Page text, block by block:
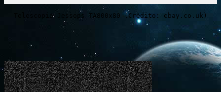
Telescopio Jessops TA800x80 (Crédito: ebay.co.uk)